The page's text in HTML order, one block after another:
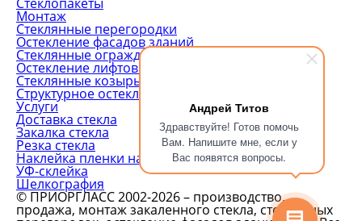
Андрей Титов
Здравствуйте! Готов помочь
Вам. Напишите мне, если у
Вас появятся вопросы.
Монтаж
Стеклянные перегородки
Остекление фасадов зданий
Стеклянные ограждения
Остекление лифтовых шахт
Стеклянные козырьки
Структурное остекление
Услуги
Доставка стекла
Закалка стекла
Резка стекла
Наклейка пленки на стекло
УФ-склейка
Шелкография
© ПРИОРГЛАСС 2002-2026 – производство,
продажа, монтаж закаленного стекла, стеклянных